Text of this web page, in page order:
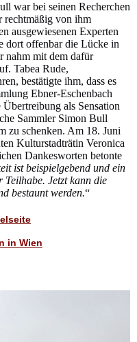
war bei seinen Recherchen
rechtmäßig von ihm
ausgewiesenen Experten
dort offenbar die Lücke in
nahm mit dem dafür
Tabea Rude,
bestätigte ihm, dass es
Ebner-Eschenbach
als Sensation
Sammler Simon Bull
zu schenken. Am 18. Juni
Kulturstadträtin Veronica
Dankesworten betonte
ist beispielgebend und ein
Jetzt kann die
bestaunt werden.“
in Wien